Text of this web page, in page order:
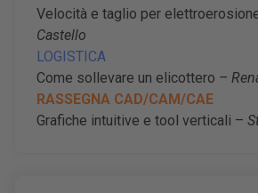
Velocità e taglio per
Castello
LOGISTICA
Come sollevare un elicottero –
RASSEGNA CAD/CAM/CAE
Grafiche intuitive e tool verticali –